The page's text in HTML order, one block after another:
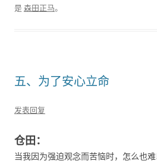
是森田正马。
五、为了安心立命
发表回复
仓田：
当我因为强迫观念而苦恼时，怎么也